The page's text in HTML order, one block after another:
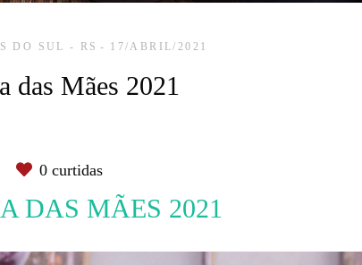
DO SUL - RS 17/ABRIL/2021
das Mães 2021
0 curtidas
DAS MÃES 2021